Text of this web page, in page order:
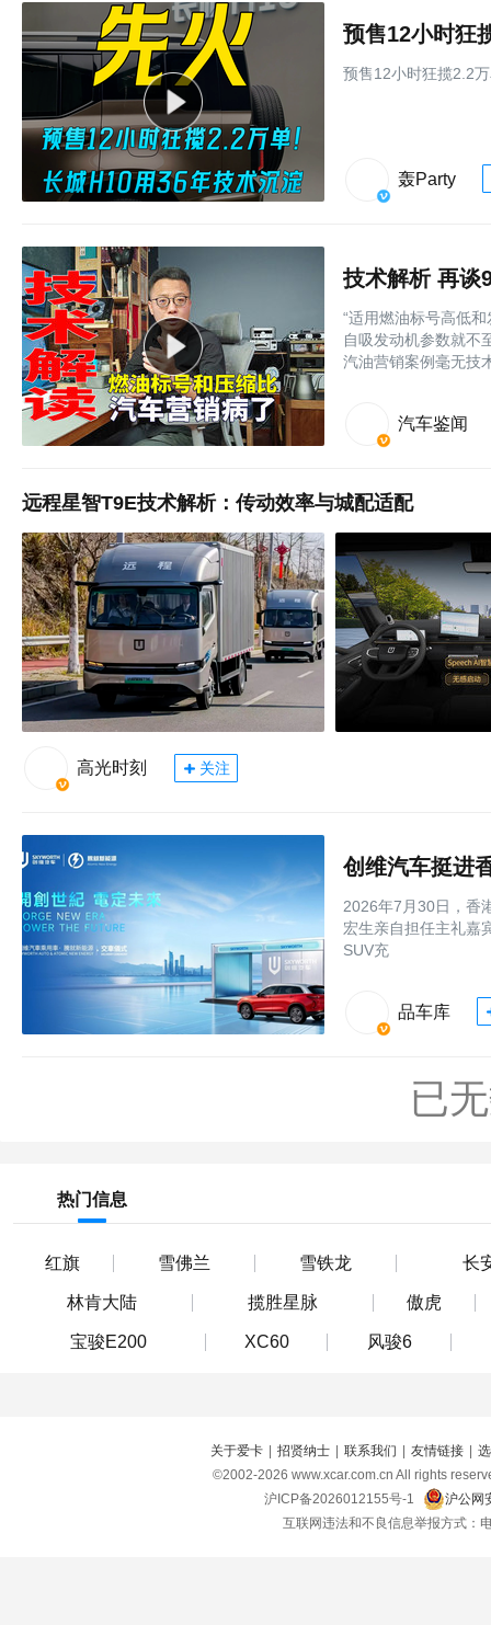
预售12小时狂
预售12小时狂揽2.2
轰Party
技术解析 再谈
“适用燃油标号高低
自吸发动机参数就不
汽油营销案例毫无技
汽车鉴闻
远程星智T9E技术解析：传动效率与城配适配
高光时刻 关注
创维汽车挺进
2026年7月30日，香
宏生亲自担任主礼嘉
SUV充
品车库
已
热门信息
红旗 雪佛兰 雪铁龙 长
林肯大陆 揽胜星脉 傲虎
宝骏E200 XC60 风骏6
关于爱卡 招贤纳士 联系我们 友情链接
©2002-2026 www.xcar.com.cn All rights
沪ICP备2026012155号-1
沪公网
互联网违法和不良信息举报方式：